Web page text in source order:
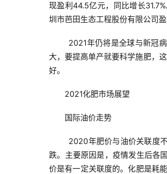
现盈利44.5亿元，同比增长31.7%
圳市芭田生态工程股份有限公司
2021年仍将是全球与新冠
大，要提高单产就要科学施肥，
好。
2021化肥市场展望
国际油价走势
2020年肥价与油价关联度
跌。 主要原因是，疫情发生后各
价是有一定关联度的。化肥是耗